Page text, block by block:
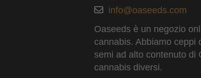
info@oaseeds.com
Oaseeds è un negozio
cannabis. Abbiamo ceppi
semi ad alto contenuto di
cannabis diversi.